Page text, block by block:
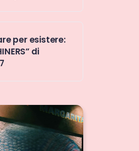
per esistere:
di